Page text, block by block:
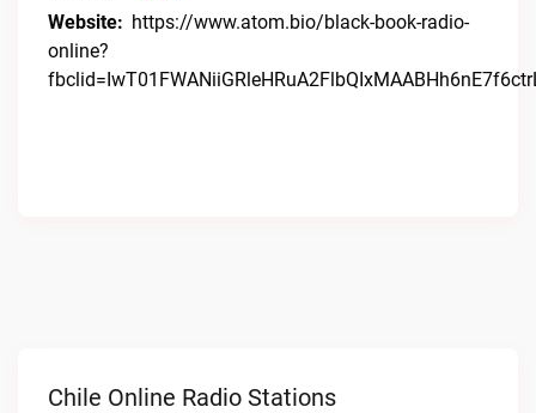
Website: https://www.atom.bio/black-book-radio-
online?
Chile Online Radio Stations